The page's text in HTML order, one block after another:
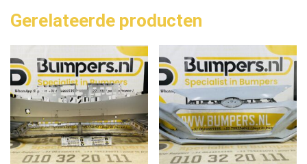
Gerelateerde producten